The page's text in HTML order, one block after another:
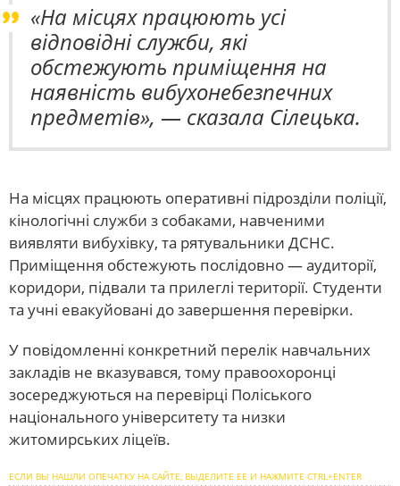
«На місцях працюють усі
відповідні служби, які
обстежують приміщення на
наявність вибухонебезпечних
предметів», — сказала Сілецька.
На місцях працюють оперативні підрозділи поліції,
кінологічні служби з собаками, навченими
виявляти вибухівку, та рятувальники ДСНС.
Приміщення обстежують послідовно — аудиторії,
коридори, підвали та прилеглі території. Студенти
та учні евакуйовані до завершення перевірки.
У повідомленні конкретний перелік навчальних
закладів не вказувався, тому правоохоронці
зосереджуються на перевірці Поліського
національного університету та низки
житомирських ліцеїв.
ЕСЛИ ВЫ НАШЛИ ОПЕЧАТКУ НА САЙТЕ, ВЫДЕЛИТЕ ЕЕ И НАЖМИТЕ CTRL+ENTER